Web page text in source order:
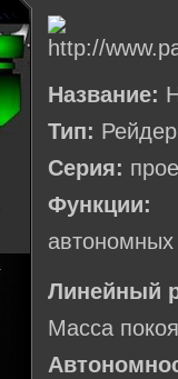
Название:
Тип: Рейдер
Серия:
Функции:
Линейный
Масса